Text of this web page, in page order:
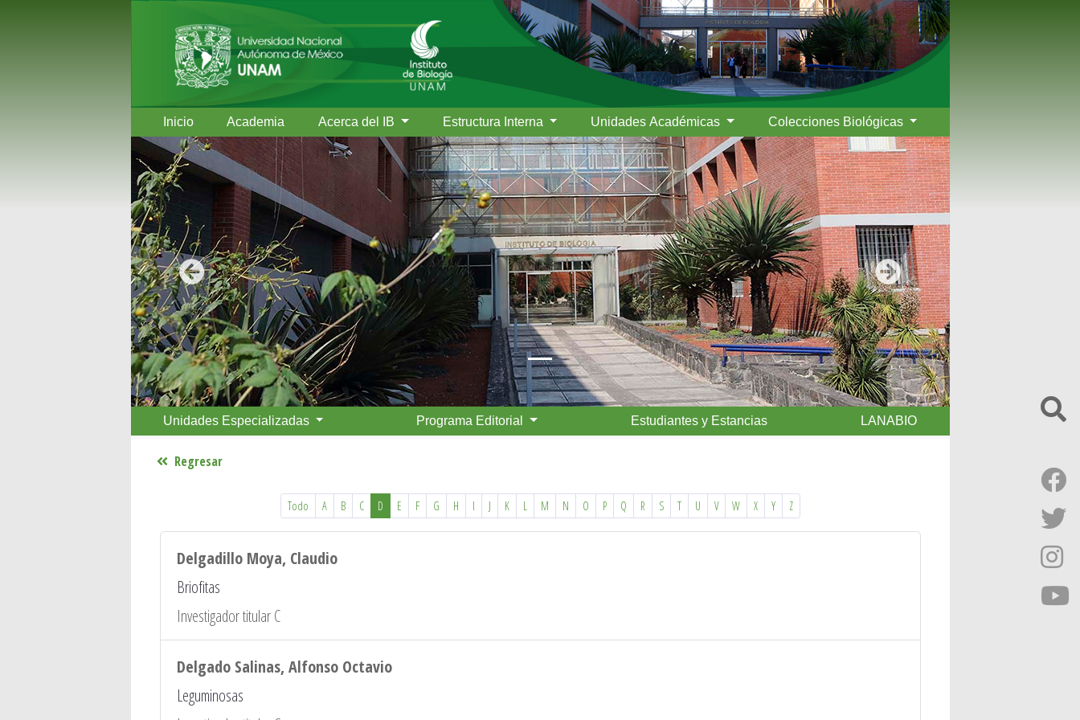
Inicio Academia Acerca del IB Estructura Interna Unidades Académicas Colecciones Biológicas
Anterior Siguiente
Unidades Especializadas Programa Editorial Estudiantes y Estancias LANABIO
Regresar
Todo A B C D E F G H I J K L M N O P Q R S T U V W X Y Z
Delgadillo Moya, Claudio
Briofitas
Investigador titular C
Delgado Salinas, Alfonso Octavio
Leguminosas